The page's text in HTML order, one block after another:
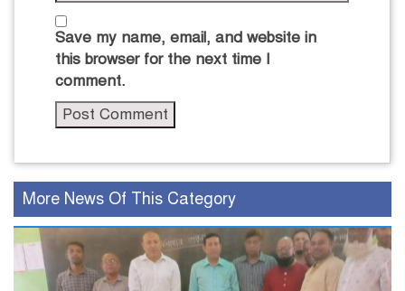
Save my name, email, and website in
this browser for the next time I
comment.
More News Of This Category